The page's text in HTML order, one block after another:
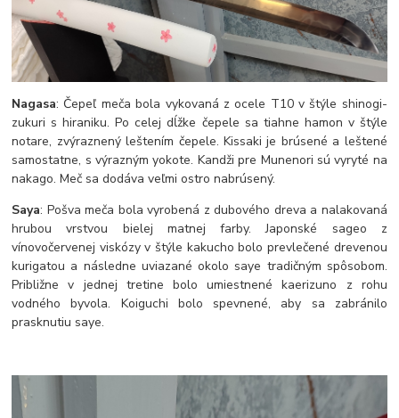
Nagasa: Čepeľ meča bola vykovaná z ocele T10 v štýle shinogi-
zukuri s hiraniku. Po celej dĺžke čepele sa tiahne hamon v štýle
notare, zvýraznený leštením čepele. Kissaki je brúsené a leštené
samostatne, s výrazným yokote. Kandži pre Munenori sú vyryté na
nakago. Meč sa dodáva veľmi ostro nabrúsený.
Saya: Pošva meča bola vyrobená z dubového dreva a nalakovaná
hrubou vrstvou bielej matnej farby. Japonské sageo z
vínovočervenej viskózy v štýle kakucho bolo prevlečené drevenou
kurigatou a následne uviazané okolo saye tradičným spôsobom.
Približne v jednej tretine bolo umiestnené kaerizuno z rohu
vodného byvola. Koiguchi bolo spevnené, aby sa zabránilo
prasknutiu saye.